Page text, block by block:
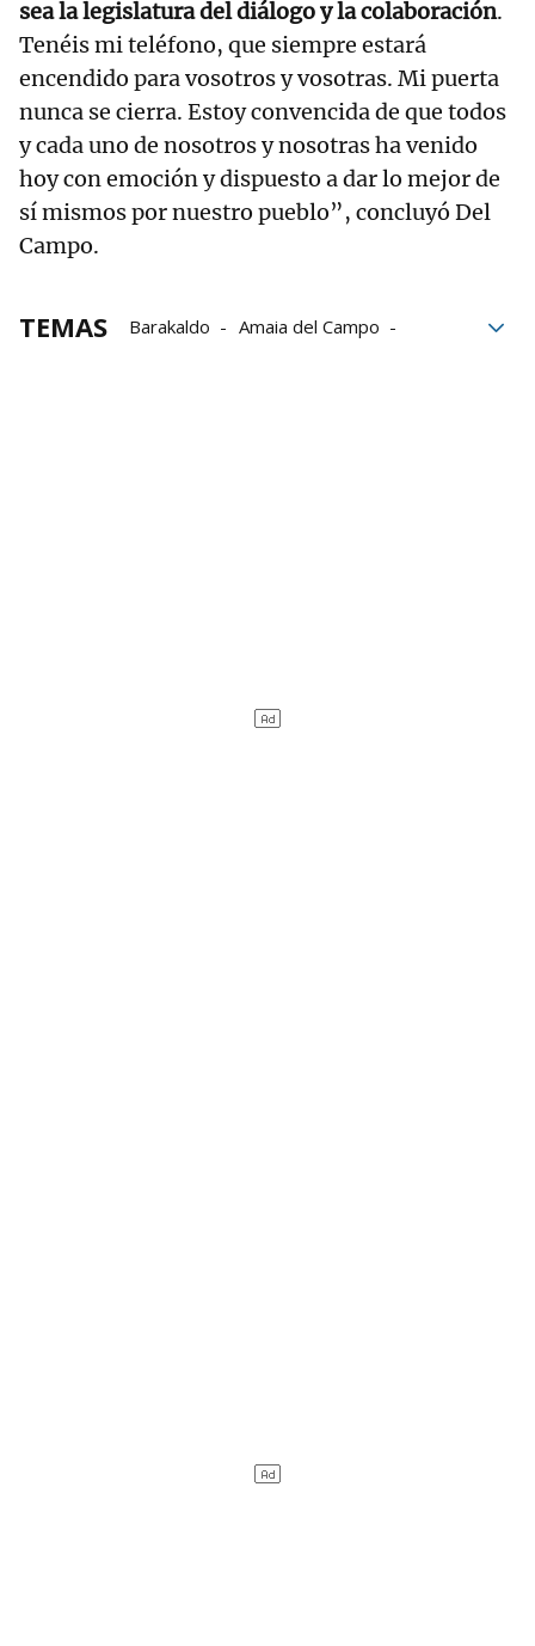
sea la legislatura del diálogo y la colaboración.
Tenéis mi teléfono, que siempre estará
encendido para vosotros y vosotras. Mi puerta
nunca se cierra. Estoy convencida de que todos
y cada uno de nosotros y nosotras ha venido
hoy con emoción y dispuesto a dar lo mejor de
sí mismos por nuestro pueblo”, concluyó Del
Campo.
TEMAS Barakaldo
Amaia del Campo